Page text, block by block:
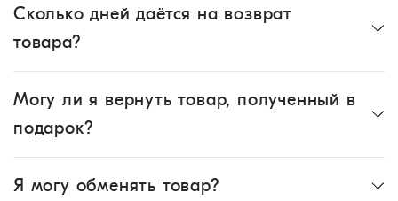
Сколько дней даётся на возврат
товара?
Могу ли я вернуть товар, полученный в
подарок?
Я могу обменять товар?